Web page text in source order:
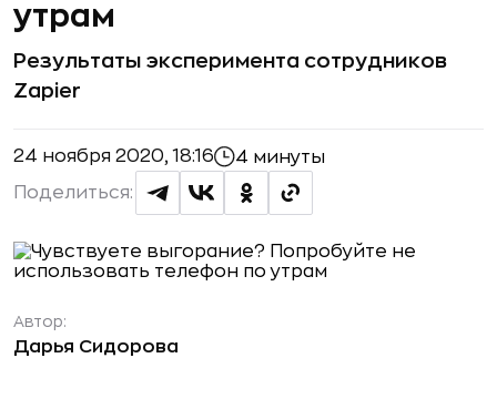
утрам
Результаты эксперимента сотрудников
Zapier
24 ноября 2020, 18:16 4 минуты
Поделиться:
Автор:
Дарья Сидорова